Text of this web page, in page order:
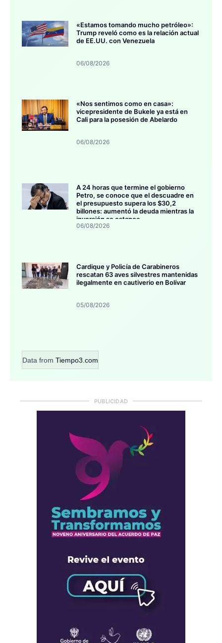
«Estamos tomando mucho petróleo»:
Trump reveló como es la relación actual
de EE.UU. con Venezuela
06/08/2026
«Nos sentimos como en casa»:
vicepresidente de Bukele ya está en
Cali para la posesión de Abelardo
06/08/2026
A 24 horas que termine el gobierno
Petro, se conoce que el descuadre en
el presupuesto supera los $30,2
billones: aumentó la deuda mientras la
inversión se estanca
06/08/2026
Cardique y Policía de Carabineros
rescatan 63 aves silvestres mantenidas
ilegalmente en cautiverio en Bolívar
05/08/2026
Data from Tiempo3.com
PUBLICIDAD